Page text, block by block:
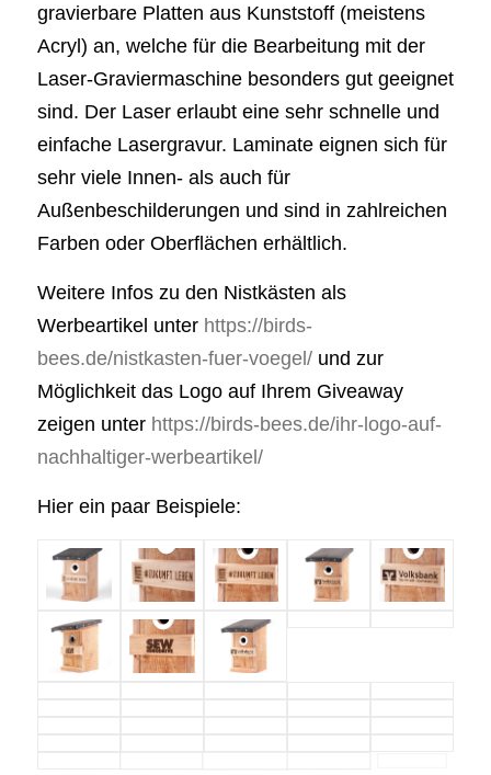
gravierbare Platten aus Kunststoff (meistens
Acryl) an, welche für die Bearbeitung mit der
Laser-Graviermaschine besonders gut geeignet
sind. Der Laser erlaubt eine sehr schnelle und
einfache Lasergravur. Laminate eignen sich für
sehr viele Innen- als auch für
Außenbeschilderungen und sind in zahlreichen
Farben oder Oberflächen erhältlich.
Weitere Infos zu den Nistkästen als
Werbeartikel unter https://birds-
bees.de/nistkasten-fuer-voegel/und zur
Möglichkeit das Logo auf Ihrem Giveaway
zeigen unter https://birds-bees.de/ihr-logo-auf-
nachhaltiger-werbeartikel/
Hier ein paar Beispiele: